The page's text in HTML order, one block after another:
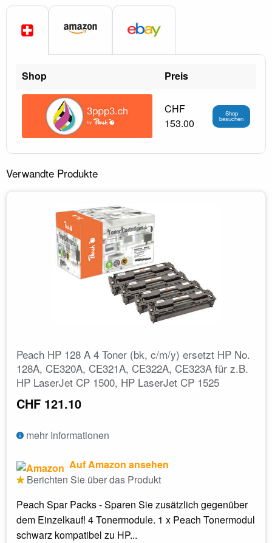
Shop Preis
CHF
153.00
Shop
besuchen
Verwandte Produkte
Peach HP 128 A 4 Toner (bk, c/m/y) ersetzt HP No.
128A, CE320A, CE321A, CE322A, CE323A für z.B.
HP LaserJet CP 1500, HP LaserJet CP 1525
CHF 121.10
mehr Informationen
Auf Amazon ansehen
Berichten Sie über das Produkt
Peach Spar Packs - Sparen Sie zusätzlich gegenüber
dem Einzelkauf! 4 Tonermodule. 1 x Peach Tonermodul
schwarz kompatibel zu HP...